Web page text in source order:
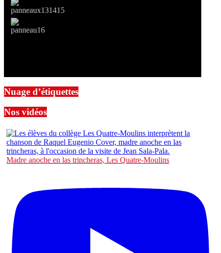
Nuage d’étiquettes
Nos vidéos
Madre anoche en las trincheras, Les Quatre-Moulins